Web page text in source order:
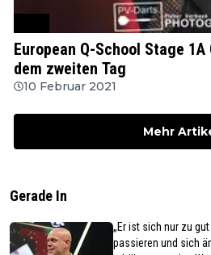
European Q-School Stage
dem zweiten Tag
10 Februar 2021
Mehr
Gerade In
„Er ist sich nur zu
passieren und sich